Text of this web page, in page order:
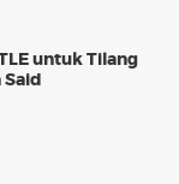
untuk Tilang
Said